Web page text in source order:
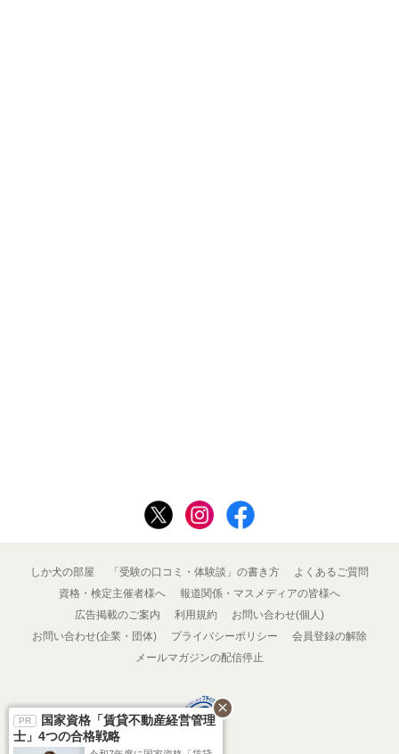
しか犬の部屋 「受験の口コミ・体験談」の書き方
よくあるご質問
資格・検定主催者様へ
報道関係・マスメディアの皆様へ
広告掲載のご案内
利用規約
お問い合わせ(個人)
お問い合わせ(企業・団体)
プライバシーポリシー
会員登録の解除
メールマガジンの配信停止
国家資格「賃貸不動産経営管理
士」4つの合格戦略
close